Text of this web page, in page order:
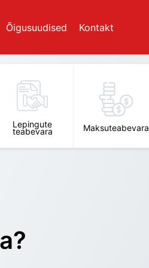
Õigusuudised Kontakt
Lepingute
teabevara Maksuteabevara